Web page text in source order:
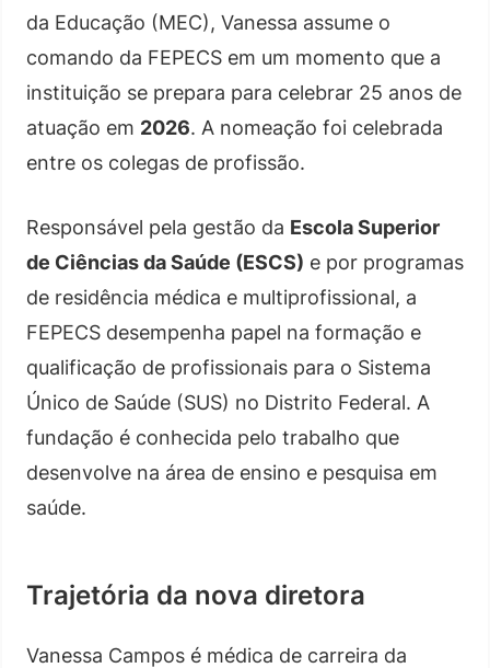
da Educação (MEC), Vanessa assume o
comando da FEPECS em um momento que a
instituição se prepara para celebrar 25 anos de
atuação em 2026. A nomeação foi celebrada
entre os colegas de profissão.
Responsável pela gestão da Escola Superior
de Ciências da Saúde (ESCS) e por programas
de residência médica e multiprofissional, a
FEPECS desempenha papel na formação e
qualificação de profissionais para o Sistema
Único de Saúde (SUS) no Distrito Federal. A
fundação é conhecida pelo trabalho que
desenvolve na área de ensino e pesquisa em
saúde.
Trajetória da nova diretora
Vanessa Campos é médica de carreira da